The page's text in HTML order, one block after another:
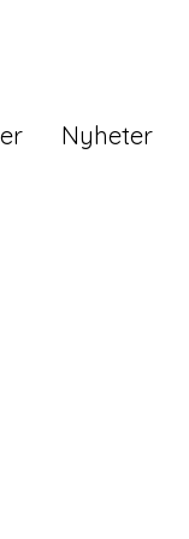
Nyheter